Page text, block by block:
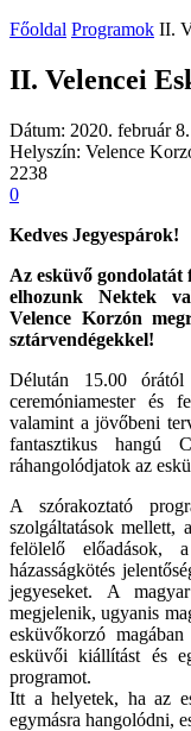
Főoldal Programok II.
II. Velencei
Dátum: 2020. február 8.
Helyszín: Velence
2238
0
Kedves Jegyespárok!
Az esküvő
elhozunk Nektek
Velence Korzón
sztárvendégekkel!
Délután 15.00
ceremóniamester és
valamint a jövőbeni
fantasztikus hangú
ráhangolódjatok az
A szórakoztató
szolgáltatások mellett,
felölelő előadások,
házasságkötés
jegyeseket. A
megjelenik, ugyanis
esküvőkorzó
esküvői kiállítást és
programot.
Itt a helyetek, ha az
egymásra hangolódni,